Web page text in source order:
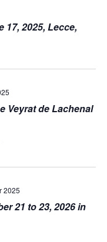
17, 2025, Lecce,
Veyrat de Lachenal
21 to 23, 2026 in
2025